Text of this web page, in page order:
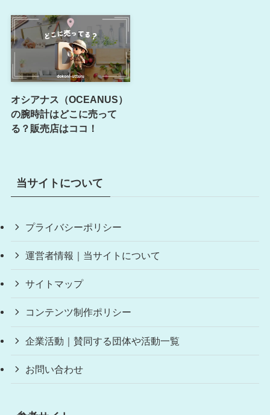
オシアナス（OCEANUS）
の腕時計はどこに売って
る？販売店はココ！
当サイトについて
プライバシーポリシー
運営者情報｜当サイトについて
サイトマップ
コンテンツ制作ポリシー
企業活動｜賛同する団体や活動一覧
お問い合わせ